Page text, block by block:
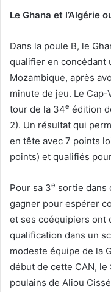
Le Ghana et l’Algérie
Dans la poule B, le
qualifier en concédant
Mozambique, après
minute de jeu. Le
tour de la 34e édition
2). Un résultat qui
en tête avec 7 points
points) et qualifiés
Pour sa 3e sortie dans
gagner pour espérer
et ses coéquipiers ont
qualification dans un
modeste équipe de la
début de cette CAN,
poulains de Aliou